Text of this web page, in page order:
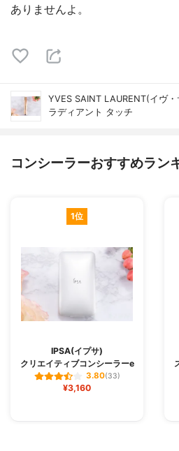
ありませんよ。
YVES SAINT LAURENT(イヴ
ラディアント タッチ
コンシーラーおすすめラン
1位
IPSA(イプサ)
クリエイティブコンシーラーe
3.80(33)
¥3,160